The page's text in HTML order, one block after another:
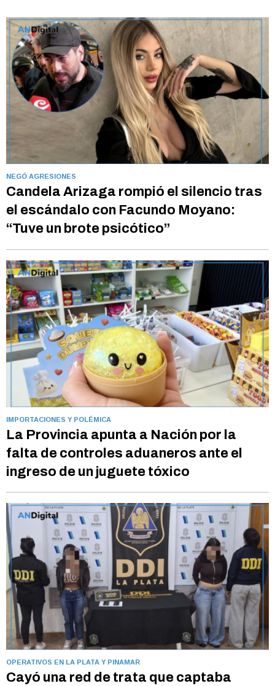
NEGÓ AGRESIONES
Candela Arizaga rompió el silencio tras
el escándalo con Facundo Moyano:
“Tuve un brote psicótico”
IMPORTACIONES Y POLÉMICA
La Provincia apunta a Nación por la
falta de controles aduaneros ante el
ingreso de un juguete tóxico
OPERATIVOS EN LA PLATA Y PINAMAR
Cayó una red de trata que captaba